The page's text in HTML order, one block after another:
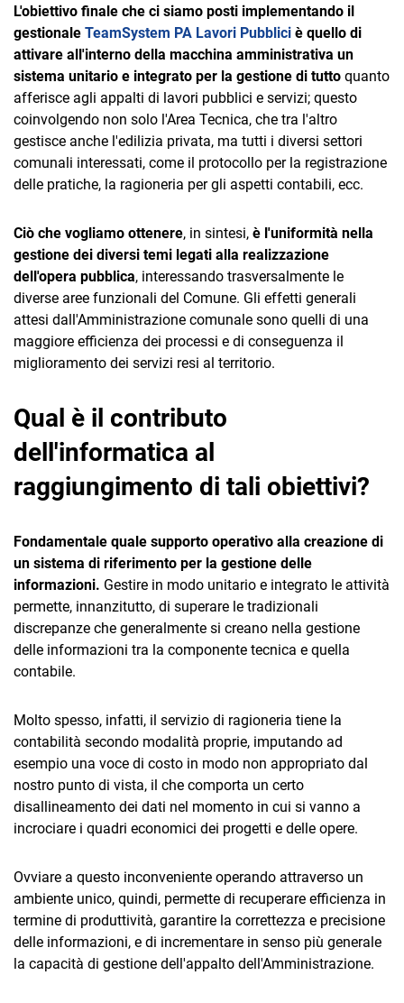
L'obiettivo finale che ci siamo posti implementando il
gestionale TeamSystem PA Lavori Pubblici è quello di
attivare all'interno della macchina amministrativa un
sistema unitario e integrato per la gestione di tutto quanto
afferisce agli appalti di lavori pubblici e servizi; questo
coinvolgendo non solo l'Area Tecnica, che tra l'altro
gestisce anche l'edilizia privata, ma tutti i diversi settori
comunali interessati, come il protocollo per la registrazione
delle pratiche, la ragioneria per gli aspetti contabili, ecc.
Ciò che vogliamo ottenere, in sintesi, è l'uniformità nella
gestione dei diversi temi legati alla realizzazione
dell'opera pubblica, interessando trasversalmente le
diverse aree funzionali del Comune. Gli effetti generali
attesi dall'Amministrazione comunale sono quelli di una
maggiore efficienza dei processi e di conseguenza il
miglioramento dei servizi resi al territorio.
Qual è il contributo
dell'informatica al
raggiungimento di tali obiettivi?
Fondamentale quale supporto operativo alla creazione di
un sistema di riferimento per la gestione delle
informazioni. Gestire in modo unitario e integrato le attività
permette, innanzitutto, di superare le tradizionali
discrepanze che generalmente si creano nella gestione
delle informazioni tra la componente tecnica e quella
contabile.
Molto spesso, infatti, il servizio di ragioneria tiene la
contabilità secondo modalità proprie, imputando ad
esempio una voce di costo in modo non appropriato dal
nostro punto di vista, il che comporta un certo
disallineamento dei dati nel momento in cui si vanno a
incrociare i quadri economici dei progetti e delle opere.
Ovviare a questo inconveniente operando attraverso un
ambiente unico, quindi, permette di recuperare efficienza in
termine di produttività, garantire la correttezza e precisione
delle informazioni, e di incrementare in senso più generale
la capacità di gestione dell'appalto dell'Amministrazione.